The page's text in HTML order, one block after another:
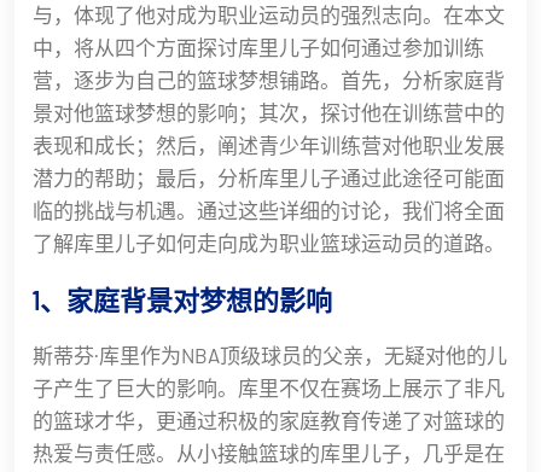
与，体现了他对成为职业运动员的强烈志向。在本文
中，将从四个方面探讨库里儿子如何通过参加训练
营，逐步为自己的篮球梦想铺路。首先，分析家庭背
景对他篮球梦想的影响；其次，探讨他在训练营中的
表现和成长；然后，阐述青少年训练营对他职业发展
潜力的帮助；最后，分析库里儿子通过此途径可能面
临的挑战与机遇。通过这些详细的讨论，我们将全面
了解库里儿子如何走向成为职业篮球运动员的道路。
1、家庭背景对梦想的影响
斯蒂芬·库里作为NBA顶级球员的父亲，无疑对他的儿
子产生了巨大的影响。库里不仅在赛场上展示了非凡
的篮球才华，更通过积极的家庭教育传递了对篮球的
热爱与责任感。从小接触篮球的库里儿子，几乎是在